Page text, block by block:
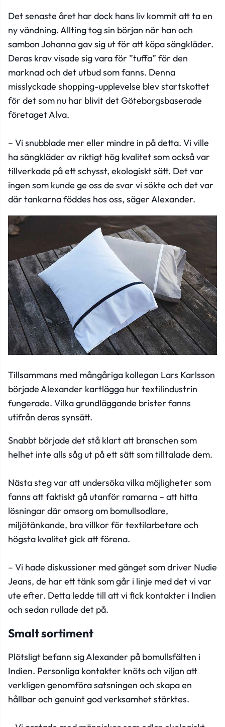
Det senaste året har dock hans liv kommit att ta en
ny vändning. Allting tog sin början när han och
sambon Johanna gav sig ut för att köpa sängkläder.
Deras krav visade sig vara för ”tuffa” för den
marknad och det utbud som fanns. Denna
misslyckade shopping-upplevelse blev startskottet
för det som nu har blivit det Göteborgsbaserade
företaget Alva.
– Vi snubblade mer eller mindre in på detta. Vi ville
ha sängkläder av riktigt hög kvalitet som också var
tillverkade på ett schysst, ekologiskt sätt. Det var
ingen som kunde ge oss de svar vi sökte och det var
där tankarna föddes hos oss, säger Alexander.
Tillsammans med mångåriga kollegan Lars Karlsson
började Alexander kartlägga hur textilindustrin
fungerade. Vilka grundläggande brister fanns
utifrån deras synsätt.
Snabbt började det stå klart att branschen som
helhet inte alls såg ut på ett sätt som tilltalade dem.
Nästa steg var att undersöka vilka möjligheter som
fanns att faktiskt gå utanför ramarna – att hitta
lösningar där omsorg om bomullsodlare,
miljötänkande, bra villkor för textilarbetare och
högsta kvalitet gick att förena.
– Vi hade diskussioner med gänget som driver Nudie
Jeans, de har ett tänk som går i linje med det vi var
ute efter. Detta ledde till att vi fick kontakter i Indien
och sedan rullade det på.
Smalt sortiment
Plötsligt befann sig Alexander på bomullsfälten i
Indien. Personliga kontakter knöts och viljan att
verkligen genomföra satsningen och skapa en
hållbar och genuint god verksamhet stärktes.